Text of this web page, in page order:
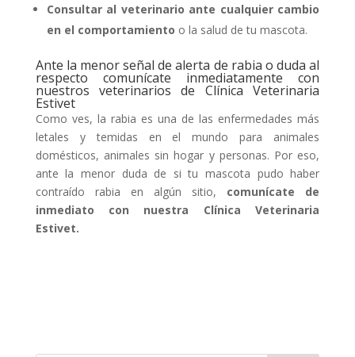
Consultar al veterinario ante cualquier cambio
en el comportamiento o la salud de tu mascota.
Ante la menor señal de alerta de rabia o duda al
respecto comunícate inmediatamente con
nuestros veterinarios de Clínica Veterinaria
Estivet
Como ves, la rabia es una de las enfermedades más
letales y temidas en el mundo para animales
domésticos, animales sin hogar y personas. Por eso,
ante la menor duda de si tu mascota pudo haber
contraído rabia en algún sitio, comunícate de
inmediato con nuestra Clínica Veterinaria
Estivet.